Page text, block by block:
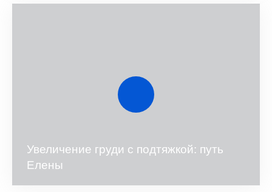
Увеличение груди с подтяжкой: путь
Елены